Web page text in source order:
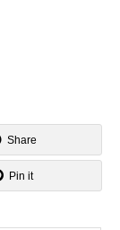
Share
Pin it